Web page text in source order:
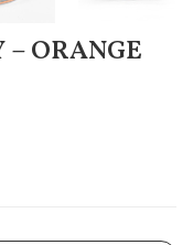
ORANGE